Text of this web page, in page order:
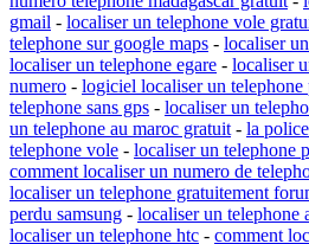
gmail - localiser un telephone vole
telephone sur google maps - localiser
localiser un telephone egare - localiser
numero - logiciel localiser un telephone
telephone sans gps - localiser un
un telephone au maroc gratuit - la
telephone vole - localiser un telephone
comment localiser un numero de
localiser un telephone gratuitement
perdu samsung - localiser un telephone
localiser un telephone htc - comment